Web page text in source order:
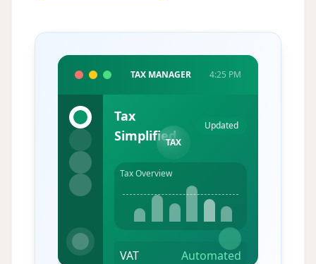
TAX MANAGER 4:25 PM
Tax
Simplified
Updated
Tax Overview
VAT Automated
TAX